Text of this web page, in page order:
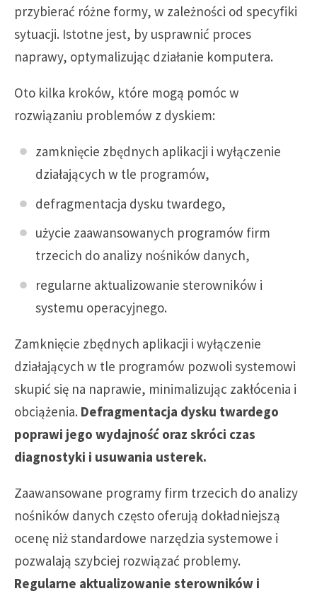
przybierać różne formy, w zależności od specyfiki
sytuacji. Istotne jest, by usprawnić proces
naprawy, optymalizując działanie komputera.
Oto kilka kroków, które mogą pomóc w
rozwiązaniu problemów z dyskiem:
zamknięcie zbędnych aplikacji i wyłączenie
działających w tle programów,
defragmentacja dysku twardego,
użycie zaawansowanych programów firm
trzecich do analizy nośników danych,
regularne aktualizowanie sterowników i
systemu operacyjnego.
Zamknięcie zbędnych aplikacji i wyłączenie
działających w tle programów pozwoli systemowi
skupić się na naprawie, minimalizując zakłócenia i
obciążenia. Defragmentacja dysku twardego
poprawi jego wydajność oraz skróci czas
diagnostyki i usuwania usterek.
Zaawansowane programy firm trzecich do analizy
nośników danych często oferują dokładniejszą
ocenę niż standardowe narzędzia systemowe i
pozwalają szybciej rozwiązać problemy.
Regularne aktualizowanie sterowników i